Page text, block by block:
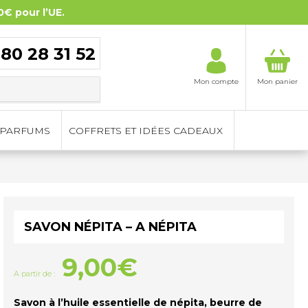
pour l’UE.
28 31 52
Mon compte Mon panier
PARFUMS COFFRETS ET IDÉES CADEAUX
SAVON NÉPITA – A NÉPITA
A partir de : 9,00€
Savon à l’huile essentielle de népita, beurre de